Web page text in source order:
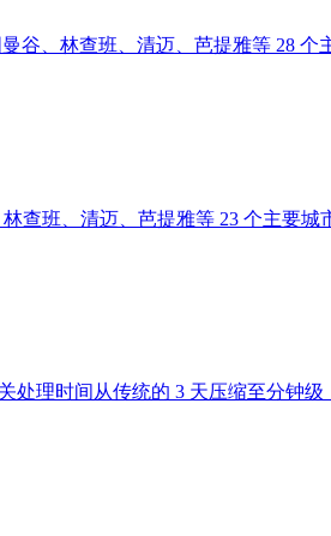
、林查班、清迈、芭提雅等 28 个
班、清迈、芭提雅等 23 个主要城
理时间从传统的 3 天压缩至分钟级